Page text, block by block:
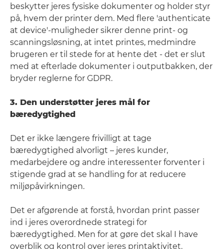
beskytter jeres fysiske dokumenter og holder styr
på, hvem der printer dem. Med flere 'authenticate
at device'-muligheder sikrer denne print- og
scanningsløsning, at intet printes, medmindre
brugeren er til stede for at hente det - det er slut
med at efterlade dokumenter i outputbakken, der
bryder reglerne for GDPR.
3. Den understøtter jeres mål for
bæredygtighed
Det er ikke længere frivilligt at tage
bæredygtighed alvorligt – jeres kunder,
medarbejdere og andre interessenter forventer i
stigende grad at se handling for at reducere
miljøpåvirkningen.
Det er afgørende at forstå, hvordan print passer
ind i jeres overordnede strategi for
bæredygtighed. Men for at gøre det skal I have
overblik og kontrol over jeres printaktivitet.